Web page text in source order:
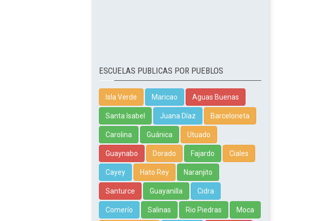
ESCUELAS PUBLICAS POR PUEBLOS
Isla Verde Maricao Aguas Buenas
Santa Isabel Juana Díaz Barceloneta
Carolina Guánica Utuado
Guaynabo Dorado Fajardo Ciales
Cayey Hato Rey Naranjito
Santurce Guayanilla Cidra
Comerío Salinas Rio Piedras Moca